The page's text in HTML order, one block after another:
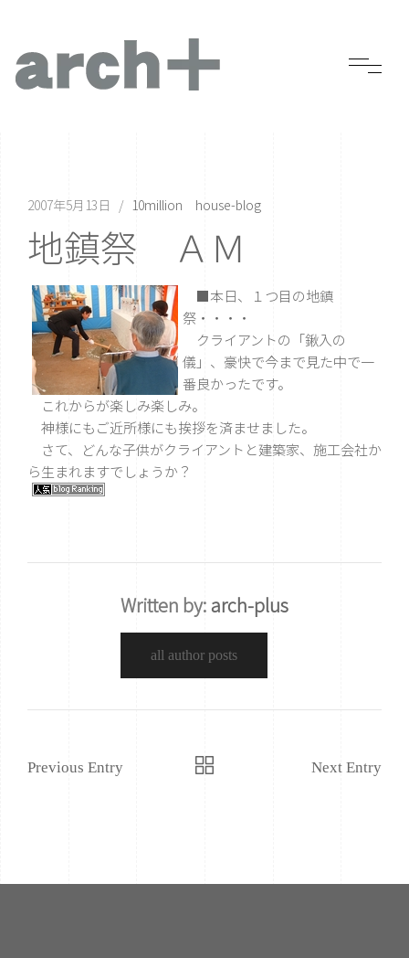
2007年5月13日 10million house-blog
地鎮祭 ＡＭ
■本日、１つ目の地鎮
祭・・・・
クライアントの「鍬入の
儀」、豪快で今まで見た中で一
番良かったです。
これからが楽しみ楽しみ。
神様にもご近所様にも挨拶を済ませました。
さて、どんな子供がクライアントと建築家、施工会社か
ら生まれますでしょうか？
Written by:arch-plus
all author posts
Previous Entry Next Entry